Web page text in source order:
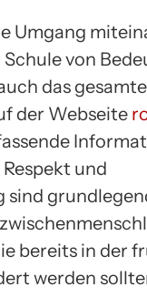
Umgang
von
das
der Webseite
und
sind
bereits in der
werden